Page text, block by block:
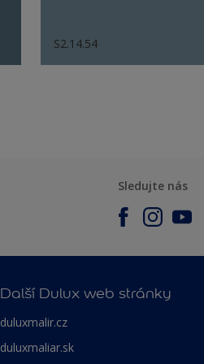
S2.14.54
Sledujte nás
Další Dulux web stránky
duluxmalir.cz
duluxmaliar.sk